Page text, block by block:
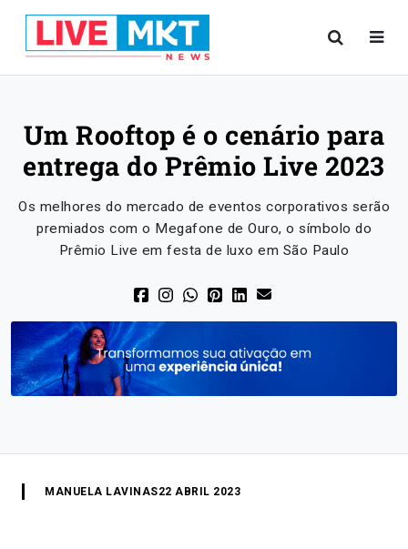
Um Rooftop é o cenário para
entrega do Prêmio Live 2023
Os melhores do mercado de eventos corporativos serão
premiados com o Megafone de Ouro, o símbolo do
Prêmio Live em festa de luxo em São Paulo
MANUELA LAVINAS22 ABRIL 2023